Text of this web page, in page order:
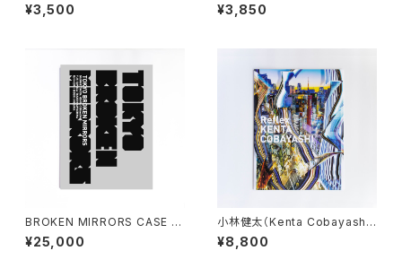
obayashi+Daisuke Yokot
a）THE SCRAP
¥3,500
BROKEN MIRRORS 『drawin
g and splitting』
¥3,850
BROKEN MIRRORS CASE S
ET
¥25,000
小林健太（Kenta Cobayashi）
Reflex *Re-edited & Limit
ed Edition ver
¥8,800